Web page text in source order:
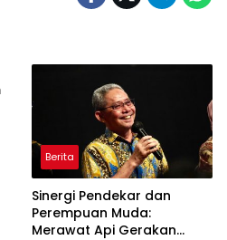
Berita
Sinergi Pendekar dan
Perempuan Muda:
Merawat Api Gerakan